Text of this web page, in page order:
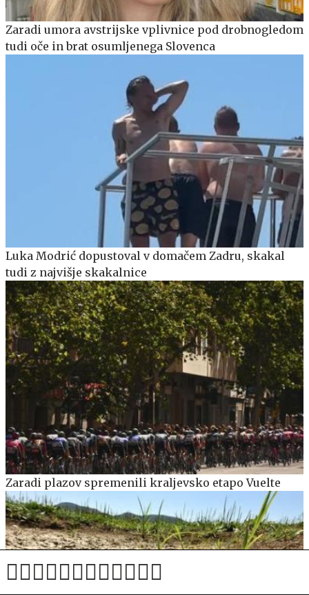
Zaradi umora avstrijske vplivnice pod drobnogledom
tudi oče in brat osumljenega Slovenca
Luka Modrić dopustoval v domačem Zadru, skakal
tudi z najvišje skakalnice
Zaradi plazov spremenili kraljevsko etapo Vuelte